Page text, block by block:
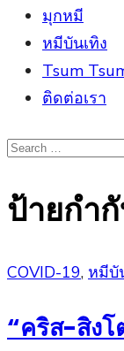
มุกหมี
หมีบันเทิง
Tsum
ติดต่อเรา
Search
ป้ายกำ
Posted
COVID-19, หมีบั
“คริส-สิง